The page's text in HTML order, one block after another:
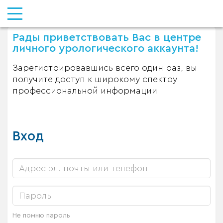
Рады приветствовать Вас в центре
личного урологического аккаунта!
Зарегистрировавшись всего один раз, вы
получите доступ к широкому спектру
профессиональной информации
Вход
Не помню пароль